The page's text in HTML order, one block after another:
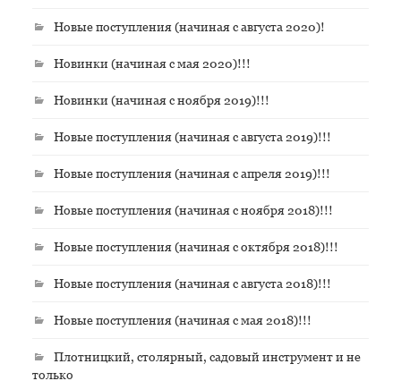
Новые поступления (начиная с августа 2020)!
Новинки (начиная с мая 2020)!!!
Новинки (начиная с ноября 2019)!!!
Новые поступления (начиная с августа 2019)!!!
Новые поступления (начиная с апреля 2019)!!!
Новые поступления (начиная с ноября 2018)!!!
Новые поступления (начиная с октября 2018)!!!
Новые поступления (начиная с августа 2018)!!!
Новые поступления (начиная с мая 2018)!!!
Плотницкий, столярный, садовый инструмент и не
только